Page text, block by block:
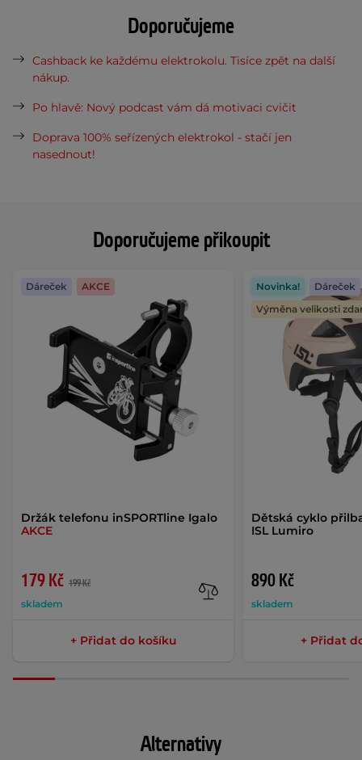
Doporučujeme přikoupit
Držák telefonu inSPORTline Igalo
AKCE
179 Kč 199 Kč
skladem
Dáreček AKCE
+ Přidat do košíku
Dětská cyklo
ISL Lumiro
890 Kč
skladem
Novinka!
Dáreček
Výměna velikosti
+ Přidat
Doporučujeme
Cashback ke každému elektrokolu. Tisíce zpět na další
nákup.
Po hlavě: Nový podcast vám dá motivaci cvičit
Doprava 100% seřízených elektrokol - stačí jen
nasednout!
Alternativy